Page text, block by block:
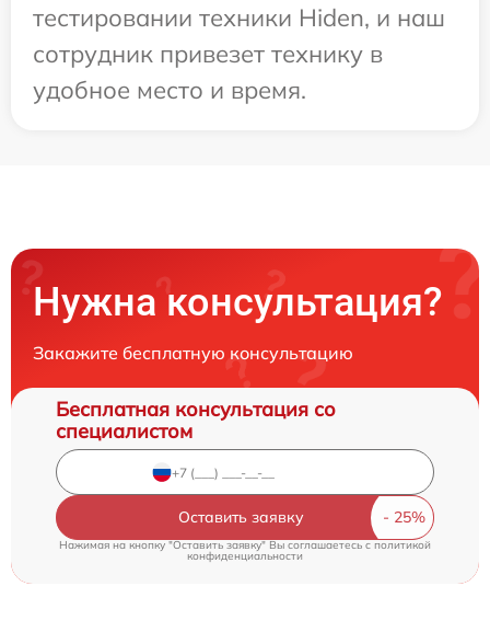
тестировании техники Hiden, и наш
сотрудник привезет технику в
удобное место и время.
Нужна консультация?
Закажите бесплатную консультацию
Бесплатная консультация со
специалистом
Оставить заявку
Нажимая на кнопку "Оставить заявку" Вы соглашаетесь c политикой
конфиденциальности